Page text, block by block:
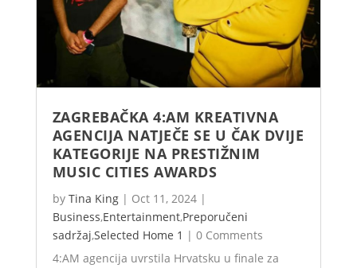
ZAGREBAČKA 4:AM KREATIVNA
AGENCIJA NATJEČE SE U ČAK DVIJE
KATEGORIJE NA PRESTIŽNIM
MUSIC CITIES AWARDS
by Tina King | Oct 11, 2024 |
Business,Entertainment,Preporučeni
sadržaj,Selected Home 1 | 0 Comments
4:AM agencija uvrstila Hrvatsku u finale za